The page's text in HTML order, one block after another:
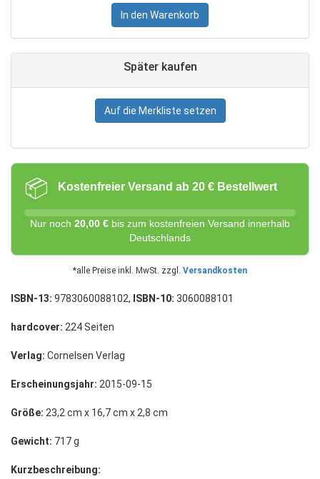
In den Warenkorb
Später kaufen
Auf die Merkliste setzen
📦 Kostenfreier Versand ab 20 € Bestellwert
Nur noch 20,00 € bis zum kostenfreien Versand innerhalb
Deutschlands
*alle Preise inkl. MwSt. zzgl. Versandkosten
ISBN-13: 9783060088102, ISBN-10: 3060088101
hardcover: 224 Seiten
Verlag: Cornelsen Verlag
Erscheinungsjahr: 2015-09-15
Größe: 23,2 cm x 16,7 cm x 2,8 cm
Gewicht: 717 g
Kurzbeschreibung: